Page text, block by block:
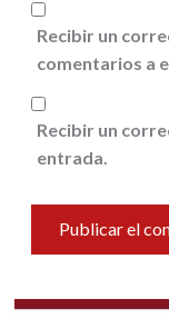
Recibir un
comentarios a
Recibir un
entrada.